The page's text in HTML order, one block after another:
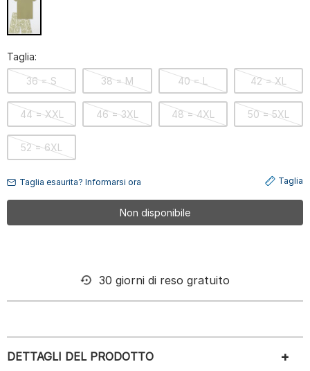
Taglia:
36 = S 38 = M 40 = L 42 = XL
44 = XXL 46 = 3XL 48 = 4XL 50 = 5XL
52 = 6XL
Taglia esaurita? Informarsi ora Taglia
Non disponibile
30 giorni di reso gratuito
DETTAGLI DEL PRODOTTO